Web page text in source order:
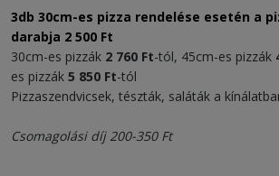
3db 30cm-es pizza rendelése esetén a
darabja 2 500 Ft
30cm-es pizzák 2 760 Ft-tól, 45cm-es pizzák
es pizzák 5 850 Ft-tól
Pizzaszendvicsek, tészták, saláták a
Csomagolási díj 200-350 Ft